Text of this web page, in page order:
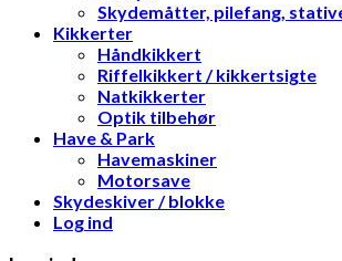
Skydemåtter, pilefang,
Kikkerter
Håndkikkert
Riffelkikkert / kikkertsigte
Natkikkerter
Optik tilbehør
Have & Park
Havemaskiner
Motorsave
Skydeskiver / blokke
Log ind